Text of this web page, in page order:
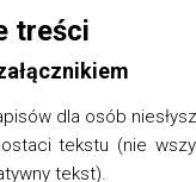
treści
dla osób
tekstu (nie
tekst).